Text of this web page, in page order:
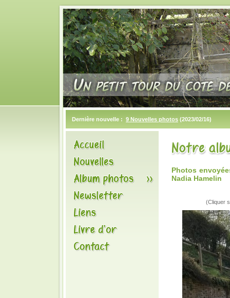
Dernière nouvelle : 9 Nouvelles photos (2023/02/16)
Photos
Nadia Hamelin
(Cliquer